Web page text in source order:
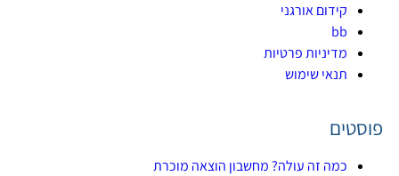
קידום אורגני
bb
מדיניות פרטיות
תנאי שימוש
פוסטים
כמה זה עולה? מחשבון הוצאה מוכרת